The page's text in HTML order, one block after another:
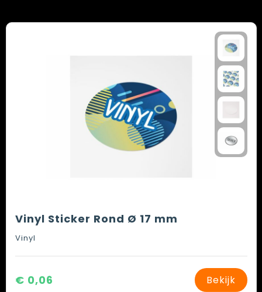
Vinyl Sticker Rond Ø 17 mm
Vinyl
€ 0,06 Bekijk